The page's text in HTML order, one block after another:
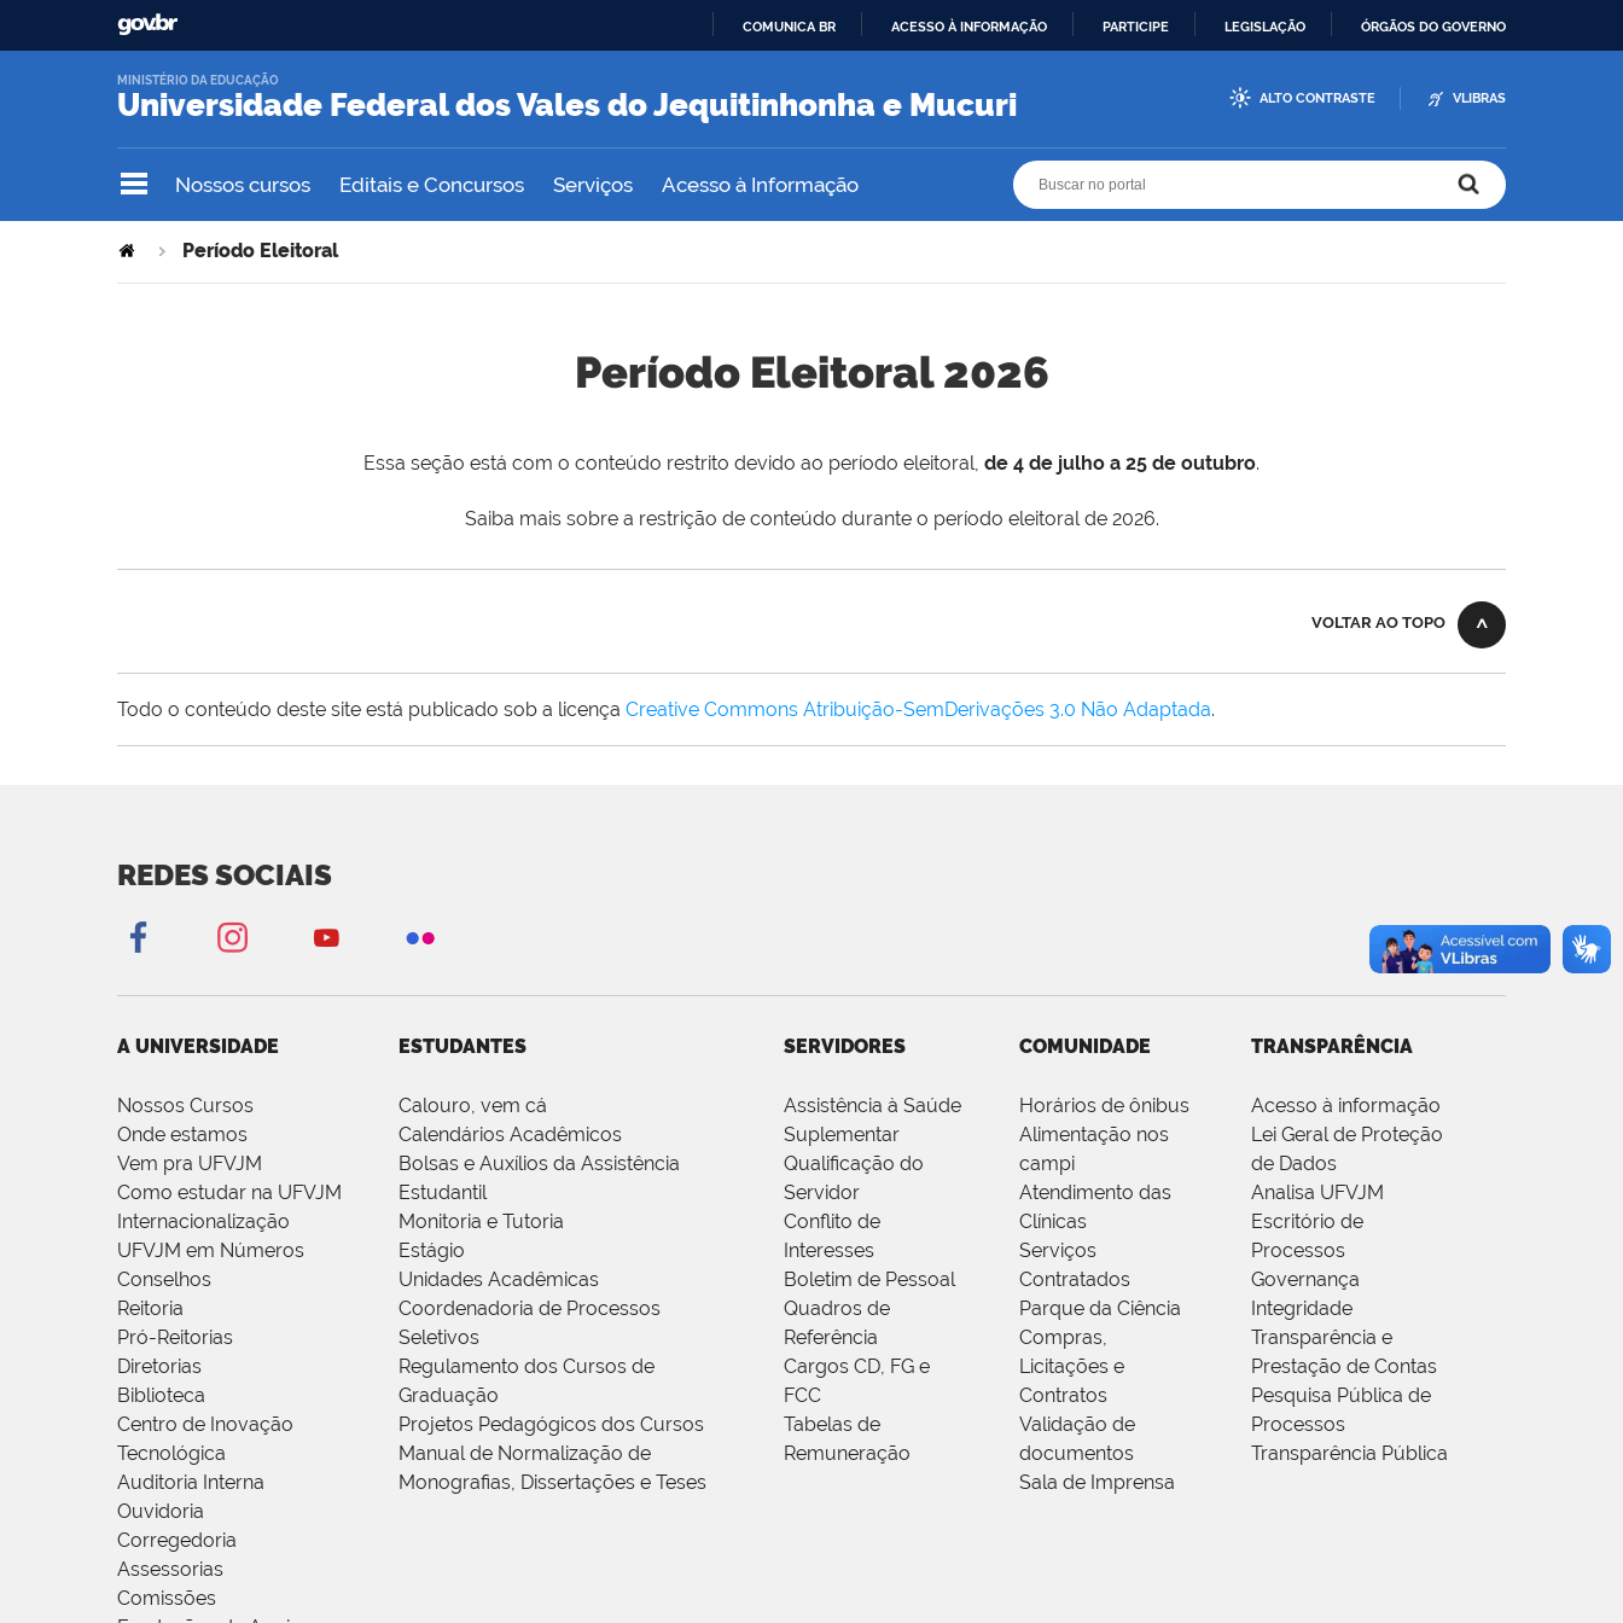
O
COMUNICA BR ACESSO À INFORMAÇÃO PARTICIPE LEGISLAÇÃO ÓRGÃOS DO GOVERNO
Universidade Federal dos Vales do Jequitinhonha e Mucuri
MINISTÉRIO DA EDUCAÇÃO
ALTO CONTRASTE VLIBRAS
Nossos cursos Editais e Concursos Serviços Acesso à Informação
Período Eleitoral
Período Eleitoral 2026
Essa seção está com o conteúdo restrito devido ao período eleitoral, de 4 de julho a 25 de outubro.
Saiba mais sobre a restrição de conteúdo durante o período eleitoral de 2026.
VOLTAR AO TOPO
Todo o conteúdo deste site está publicado sob a licença Creative Commons Atribuição-SemDerivações 3.0 Não Adaptada.
REDES SOCIAIS
A UNIVERSIDADE
Nossos Cursos
Onde estamos
Vem pra UFVJM
Como estudar na UFVJM
Internacionalização
UFVJM em Números
Conselhos
Reitoria
Pró-Reitorias
Diretorias
Biblioteca
Centro de Inovação
Tecnológica
Auditoria Interna
Ouvidoria
Corregedoria
Assessorias
Comissões
ESTUDANTES
Calouro, vem cá
Calendários Acadêmicos
Bolsas e Auxílios da Assistência
Estudantil
Monitoria e Tutoria
Estágio
Unidades Acadêmicas
Coordenadoria de Processos
Seletivos
Regulamento dos Cursos de
Graduação
Projetos Pedagógicos dos Cursos
Manual de Normalização de
Monografias, Dissertações e Teses
SERVIDORES
Assistência à Saúde
Suplementar
Qualificação do
Servidor
Conflito de
Interesses
Boletim de Pessoal
Quadros de
Referência
Cargos CD, FG e
FCC
Tabelas de
Remuneração
COMUNIDADE
Horários de ônibus
Alimentação nos
campi
Atendimento das
Clínicas
Serviços
Contratados
Parque da Ciência
Compras,
Licitações e
Contratos
Validação de
documentos
Sala de Imprensa
TRANSPARÊNCIA
Acesso à informação
Lei Geral de Proteção
de Dados
Analisa UFVJM
Escritório de
Processos
Governança
Integridade
Transparência e
Prestação de Contas
Pesquisa Pública de
Processos
Transparência Pública